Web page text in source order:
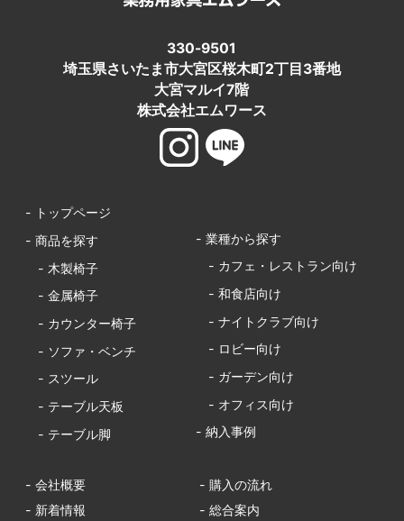
330-9501
埼玉県さいたま市大宮区桜木町2丁目3番地
大宮マルイ7階
株式会社エムワース
- トップページ
- 商品を探す
- 木製椅子
- 金属椅子
- カウンター椅子
- ソファ・ベンチ
- スツール
- テーブル天板
- テーブル脚
- 業種から探す
- カフェ・レストラン向け
- 和食店向け
- ナイトクラブ向け
- ロビー向け
- ガーデン向け
- オフィス向け
- 納入事例
- 会社概要
- 購入の流れ
- 新着情報
- 総合案内